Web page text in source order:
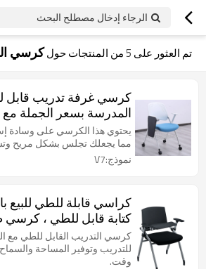
الرجاء إدخال مصطلح البحث
تم العثور على 5من المنتجات حولكرسي
كرسي غرفة تدريب قابل
المدرسة بسعر الجملة مع
للضبط في الفصل
مع عجلات
يحتوي هذا الكرسي على وسادة
مما يجعلك تجلس بشكل مريح
نموذج:V7
كراسي قابلة للطي للبيع
كتابة قابل للطي ،
الحديد ومسند ظهر ،
المدرسة
كرسي التدريب القابل للطي مع
للتدريب وتوفير المساحة
وقت.